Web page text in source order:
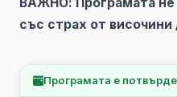
със страх от
Програмата е